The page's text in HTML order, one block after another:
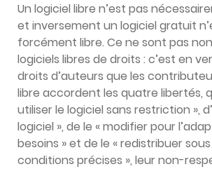
Un logiciel libre n’est pas
et inversement un logiciel gratuit
forcément libre. Ce ne sont pas
logiciels libres de droits : c’est en
droits d’auteurs que les
libre accordent les quatre libertés,
utiliser le logiciel sans restriction »,
logiciel », de le « modifier pour
besoins » et de le « redistribuer
conditions précises », leur non-